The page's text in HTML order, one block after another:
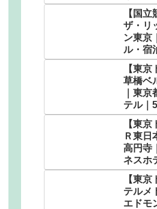
テル｜
【国立
ザ・リ
ン東京
ル・宿
円〜
【東
草橋ベ
｜東
テル｜
【東京
Ｒ東日
高円寺
ネスホ
円〜
【東
テルメ
エドモ